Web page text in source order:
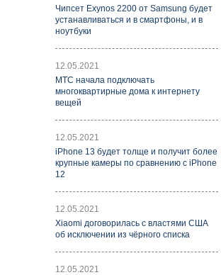
Чипсет Exynos 2200 от Samsung будет
устанавливаться и в смартфоны, и в
ноутбуки
12.05.2021
МТС начала подключать
многоквартирные дома к интернету
вещей
12.05.2021
iPhone 13 будет толще и получит более
крупные камеры по сравнению с iPhone
12
12.05.2021
Xiaomi договорилась с властями США
об исключении из чёрного списка
12.05.2021